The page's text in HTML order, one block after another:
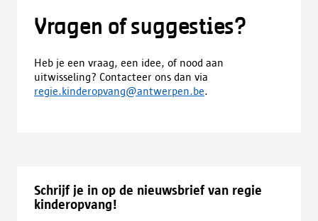
Vragen of suggesties?
Heb je een vraag, een idee, of nood aan
uitwisseling? Contacteer ons dan via
regie.kinderopvang@antwerpen.be.
Schrijf je in op de nieuwsbrief van regie
kinderopvang!